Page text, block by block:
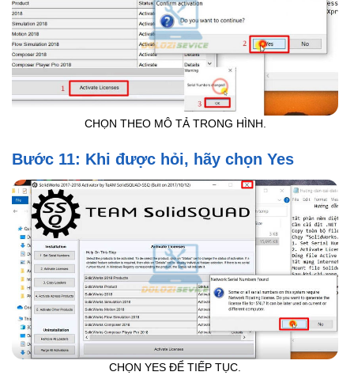
CHỌN THEO MÔ TẢ TRONG HÌNH.
Bước 11: Khi được hỏi, hãy chọn Yes
CHỌN YES ĐỂ TIẾP TỤC.